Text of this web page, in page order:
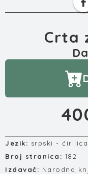
Crta
Jezik: srpski - ćirilica
Broj stranica: 182
Izdavač: Narodna